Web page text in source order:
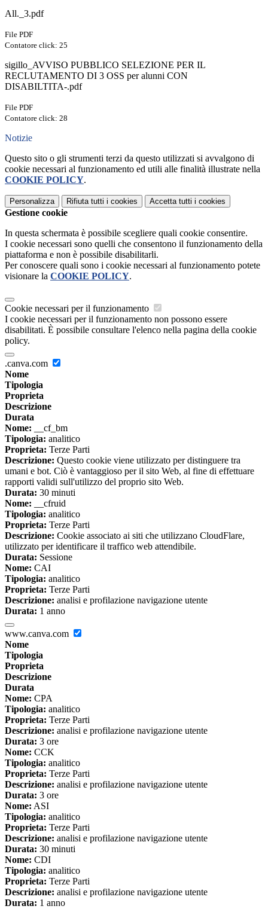
All._3.pdf
File PDF
Contatore click: 25
sigillo_AVVISO PUBBLICO SELEZIONE PER IL
RECLUTAMENTO DI 3 OSS per alunni CON
DISABILTITA-.pdf
File PDF
Contatore click: 28
Notizie
Questo sito o gli strumenti terzi da questo utilizzati si avvalgono di
cookie necessari al funzionamento ed utili alle finalità illustrate nella
COOKIE POLICY.
Personalizza Rifiuta tutti i cookies Accetta tutti i cookies
Gestione cookie
In questa schermata è possibile scegliere quali cookie consentire.
I cookie necessari sono quelli che consentono il funzionamento della
piattaforma e non è possibile disabilitarli.
Per conoscere quali sono i cookie necessari al funzionamento potete
visionare la COOKIE POLICY.
Cookie necessari per il funzionamento
I cookie necessari per il funzionamento non possono essere
disabilitati. È possibile consultare l'elenco nella pagina della cookie
policy.
.canva.com
Nome
Tipologia
Proprieta
Descrizione
Durata
Nome: __cf_bm
Tipologia: analitico
Proprieta: Terze Parti
Descrizione: Questo cookie viene utilizzato per distinguere tra
umani e bot. Ciò è vantaggioso per il sito Web, al fine di effettuare
rapporti validi sull'utilizzo del proprio sito Web.
Durata: 30 minuti
Nome: __cfruid
Tipologia: analitico
Proprieta: Terze Parti
Descrizione: Cookie associato ai siti che utilizzano CloudFlare,
utilizzato per identificare il traffico web attendibile.
Durata: Sessione
Nome: CAI
Tipologia: analitico
Proprieta: Terze Parti
Descrizione: analisi e profilazione navigazione utente
Durata: 1 anno
www.canva.com
Nome
Tipologia
Proprieta
Descrizione
Durata
Nome: CPA
Tipologia: analitico
Proprieta: Terze Parti
Descrizione: analisi e profilazione navigazione utente
Durata: 3 ore
Nome: CCK
Tipologia: analitico
Proprieta: Terze Parti
Descrizione: analisi e profilazione navigazione utente
Durata: 3 ore
Nome: ASI
Tipologia: analitico
Proprieta: Terze Parti
Descrizione: analisi e profilazione navigazione utente
Durata: 30 minuti
Nome: CDI
Tipologia: analitico
Proprieta: Terze Parti
Descrizione: analisi e profilazione navigazione utente
Durata: 1 anno